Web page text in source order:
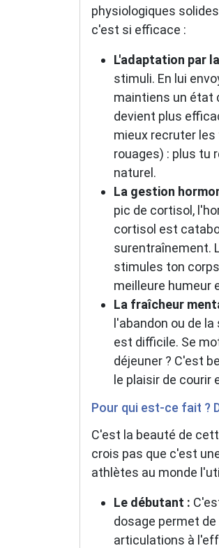
physiologiques
c'est si efficace :
L'adaptation par
stimuli. En lui
maintiens un état
devient plus
mieux recruter les
rouages) : plus tu
naturel.
La gestion
pic de cortisol,
cortisol est
surentraînement.
stimules ton
meilleure humeur
La fraîcheur
l'abandon ou de
est difficile. Se
déjeuner ? C'est
le plaisir de
Pour qui est-ce fait ?
C'est la beauté de
crois pas que c'est
athlètes au monde
Le débutant :
dosage permet
articulations à